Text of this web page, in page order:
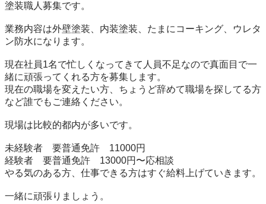
塗装職人募集です。
業務内容は外壁塗装、内装塗装、たまにコーキング、ウレタ
ン防水になります。
現在社員1名で忙しくなってきて人員不足なので真面目で一
緒に頑張ってくれる方を募集します。
現在の職場を変えたい方、ちょうど辞めて職場を探してる方
など誰でもご連絡ください。
現場は比較的都内が多いです。
未経験者　要普通免許　11000円
経験者　要普通免許　13000円〜応相談
やる気のある方、仕事できる方はすぐ給料上げていきます。
一緒に頑張りましょう。